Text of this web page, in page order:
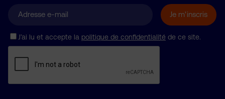
J’ai lu et accepte la politique de confidentialité de ce site.